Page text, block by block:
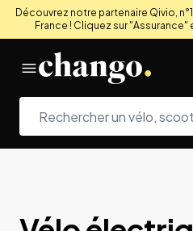
Découvrez notre partenaire Qivio,
France ! Cliquez sur "Assurance"